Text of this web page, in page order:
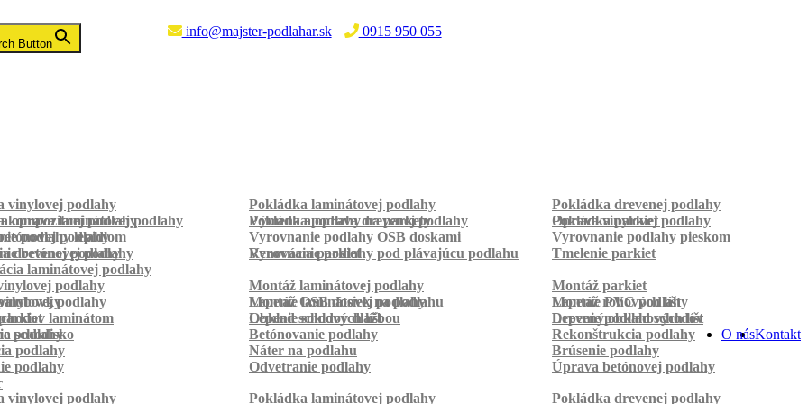
info@majster-podlahar.sk
0915 950 055
Button
vinylovej podlahy Pokládka laminátovej podlahy
Pokládka drevenej podlahy
kompozitnej podlahy Pokládka podlahy na parkety Pokládka parkiet
oprava laminátovej podlahy Výmena a oprava drevenej podlahy
Oprava vinylovej podlahy
podlahy
podlahy lepidlom Vyrovnanie podlahy OSB doskami
Vyrovnanie podlahy pieskom
betónovej podlahy Vyrovnanie podlahy pod plávajúcu podlahu
drevenej podlahy Renovácia parkiet
Tmelenie parkiet
laminátovej podlahy
podlahy Montáž laminátovej podlahy
Montáž parkiet
Montáž OSB dosiek na podlahu
Montáž rohových líšt
podlahy Lepenie laminátovej podlahy
Lepenie PVC podlahy
Lepenie soklových líšt Lepenie podlahových líšt
laminátom Obklad schodov dlažbou
Drevený obklad schodov
schodisko
podlahy Betónovanie podlahy
Rekonštrukcia podlahy
podlahy Náter na podlahu
Brúsenie podlahy
podlahy Odvetranie podlahy
Úprava betónovej podlahy
Kontakt
O nás
vinylovej podlahy Pokládka laminátovej podlahy
Pokládka drevenej podlahy